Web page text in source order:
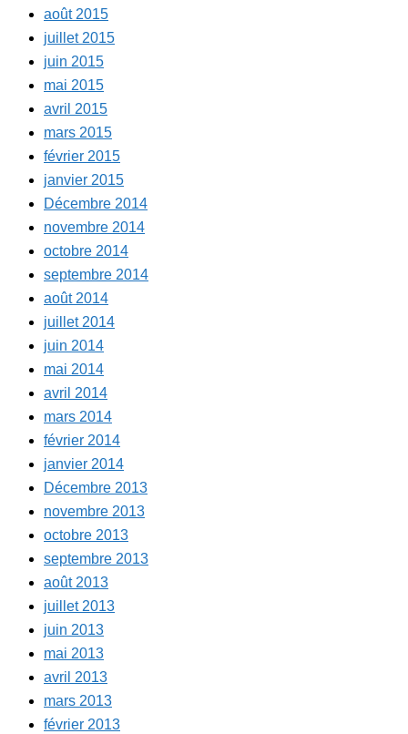
août 2015
juillet 2015
juin 2015
mai 2015
avril 2015
mars 2015
février 2015
janvier 2015
Décembre 2014
novembre 2014
octobre 2014
septembre 2014
août 2014
juillet 2014
juin 2014
mai 2014
avril 2014
mars 2014
février 2014
janvier 2014
Décembre 2013
novembre 2013
octobre 2013
septembre 2013
août 2013
juillet 2013
juin 2013
mai 2013
avril 2013
mars 2013
février 2013